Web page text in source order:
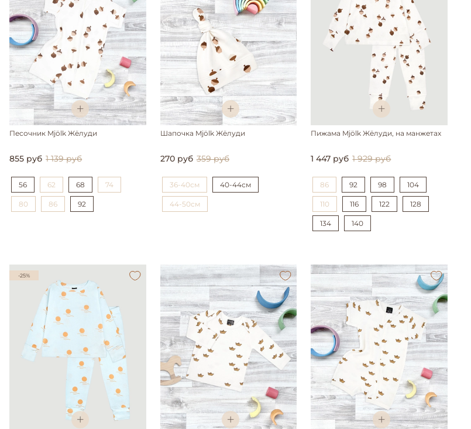
Песочник Mjölk Жёлуди
855 руб 1 139 руб
56 62 68 74
80 86 92
Шапочка Mjölk Жёлуди
270 руб 359 руб
36-40см 40-44см
44-50см
Пижама Mjölk Жёлуди, на манжетах
1 447 руб 1 929 руб
86 92 98 104
110 116 122 128
134 140
-25%